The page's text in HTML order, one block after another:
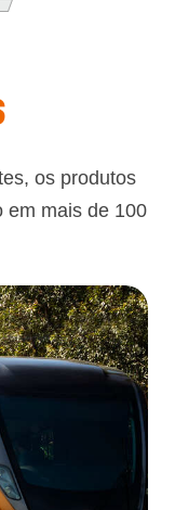
os produtos
em mais de 100